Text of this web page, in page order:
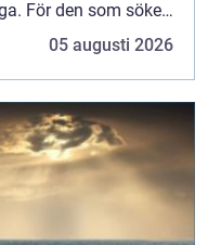
För den som söker
valet av byr...
05 augusti 2026